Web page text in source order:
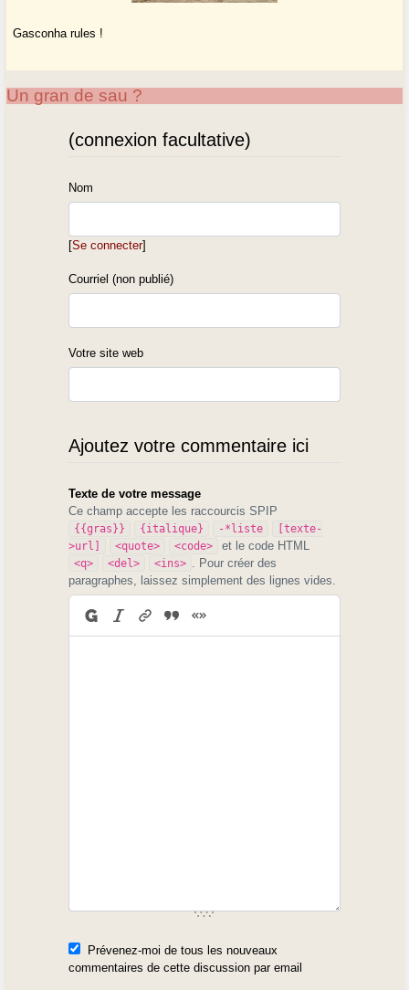
Gasconha rules !
Un gran de sau ?
(connexion facultative)
Nom
[Se connecter]
Courriel (non publié)
Votre site web
Ajoutez votre commentaire ici
Texte de votre message
Ce champ accepte les raccourcis SPIP
{{gras}} {italique} -*liste
[texte-
>url]
<quote> <code> et le code HTML
<q> <del> <ins>
. Pour créer des
paragraphes, laissez simplement des lignes vides.
Prévenez-moi de tous les nouveaux
commentaires de cette discussion par email